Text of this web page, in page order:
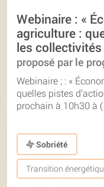
Webinaire : «
agriculture :
les collectivités
proposé par le
Webinaire ; : «
quelles pistes
prochain à 10h30 à
Sobriété
Transition